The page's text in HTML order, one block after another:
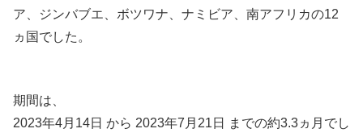
ア、ジンバブエ、ボツワナ、ナミビア、南アフリカの12
ヵ国でした。
期間は、
2023年4月14日 から 2023年7月21日 までの約3.3ヵ月でし